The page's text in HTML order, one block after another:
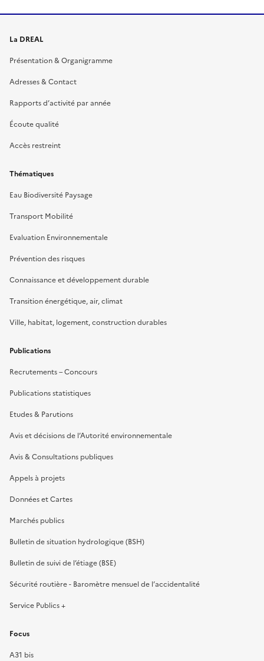
La DREAL
Présentation & Organigramme
Adresses & Contact
Rapports d’activité par année
Écoute qualité
Accès restreint
Thématiques
Eau Biodiversité Paysage
Transport Mobilité
Evaluation Environnementale
Prévention des risques
Connaissance et développement durable
Transition énergétique, air, climat
Ville, habitat, logement, construction durables
Publications
Recrutements – Concours
Publications statistiques
Etudes & Parutions
Avis et décisions de l’Autorité environnementale
Avis & Consultations publiques
Appels à projets
Données et Cartes
Marchés publics
Bulletin de situation hydrologique (BSH)
Bulletin de suivi de l’étiage (BSE)
Sécurité routière - Baromètre mensuel de l’accidentalité
Service Publics +
Focus
A31 bis